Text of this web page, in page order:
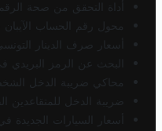
أداة التحقق من صحة
محول رقم الحساب
أسعار صرف الدينار
البحث عن الرمز البريدي
محاكي ضريبة الدخل
ضريبة الدخل للمتقاعدين
أسعار السيارات الجديدة